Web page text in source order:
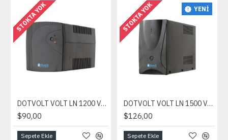
STOKTA YOK
DOTVOLT VOLT LN 1200 VA 2x7AH 5-15dk UPS
$90,00
Sepete Ekle
YENI
STOKTA YOK
DOTVOLT VOLT LN 1500 VA 2x9AH 5-15dk UPS
$126,00
Sepete Ekle